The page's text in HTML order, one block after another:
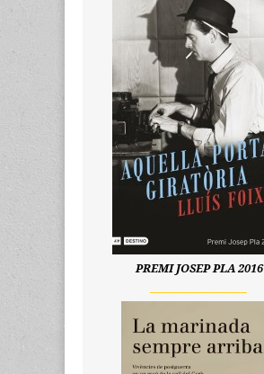
PREMI JOSEP PLA 2016